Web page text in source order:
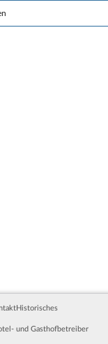
Historisches
und Gasthofbetreiber